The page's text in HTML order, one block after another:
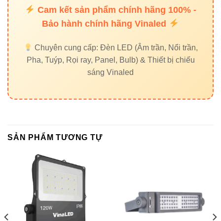
Lắp đèn ở độ cao 6–12m để chiếu sáng tối ưu.
Sử dụng giá treo chắc chắn, chống rung lắc.
Điều chỉnh góc chiếu 120° để ánh sáng phủ đều khu
Đèn led pha Vinaled
Đèn nhà xưởng Vinaled
Đèn led âm trần Vinaled
7. Liên kết ngoài nâng cao uy tín
Cam kết sản phẩm chính hãng 100% -
Bảo hành chính hãng Vinaled
Chuyên cung cấp: Đèn LED (Âm trần, Nổi trần,
Pha, Tuýp, Rọi ray, Panel, Bulb) & Thiết bị chiếu
sáng Vinaled
SẢN PHẨM TƯƠNG TỰ